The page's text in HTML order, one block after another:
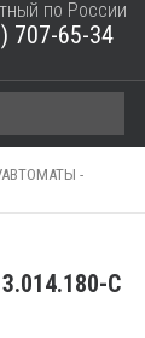
по России
707-65-34
-
3.014.180-C
КОРЗИНУ